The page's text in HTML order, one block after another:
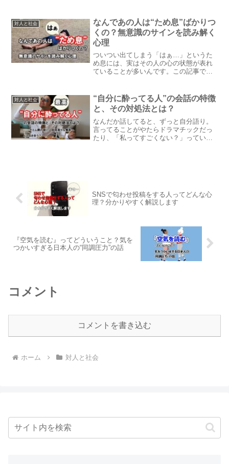
稿をするのか、その裏にある気持ちにつ
いて、わかりやすく紹介するよ。
対人と社会
なんであの人は“ため息”ばかりつ
くの？無意識のサインを読み解く
心理
ついつい出てしまう「はぁ…」というた
め息には、実はその人の心の状態が表れ
ていることが多いんです。この記事で
ます。
対人と社会
“自分に酔ってる人”の会話の特徴
と、その対処法とは？
なんだか話してると、ずっと自分語り。
言ってることがやたらドラマチックだっ
たり、「私ってすごくない？」っていう
SNSで匂わせ投稿をする人ってどんな心
理？分かりやすく解説します
『空気を読む』ってどういうこと？気を
つかいすぎる日本人の“同調圧力”の話
コメント
コメントを書き込む
ホーム 対人と社会